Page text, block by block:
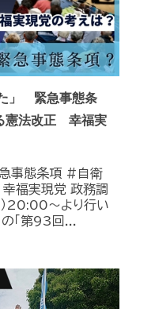
」 緊急事態条
憲法改正 幸福実
事態条項 #自衛
福実現党 政務調
20:00〜より行い
「第93回...